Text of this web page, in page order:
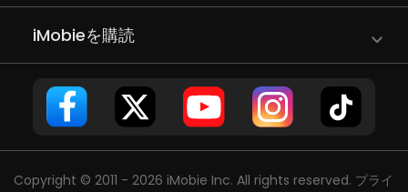
iMobieを購読
Copyright © 2011 - 2026 iMobie Inc. All rights reserved. プライ